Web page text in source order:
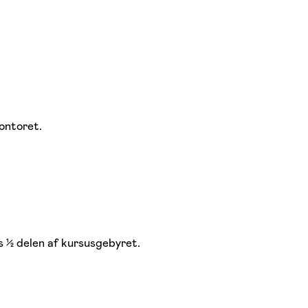
delen af kursusgebyret.